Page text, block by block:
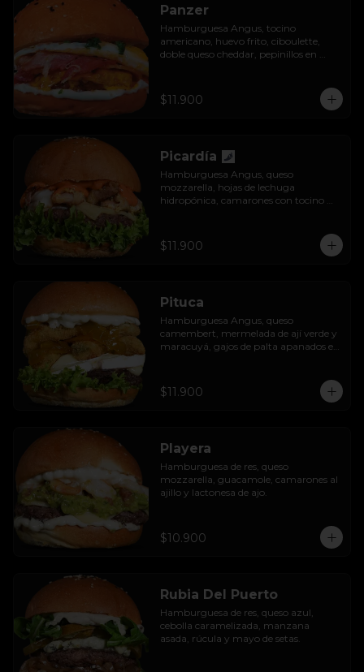
Panzer
Hamburguesa Angus, tocino
americano, huevo frito, ciboulette,
doble queso cheddar, pepinillos en
$11.900
Picardía
Hamburguesa Angus, queso
mozzarella, hojas de lechuga
hidropónica, camarones con tocino
$11.900
Pituca
Hamburguesa Angus, queso
camembert, mermelada de ají verde y
maracuyá, gajos de palta apanados en
$11.900
Playera
Hamburguesa de res, queso
mozzarella, guacamole, camarones al
ajillo y lactonesa de ajo.
$10.900
Rubia Del Puerto
Hamburguesa de res, queso azul,
cebolla caramelizada, manzana
asada, rúcula y mayo de setas.